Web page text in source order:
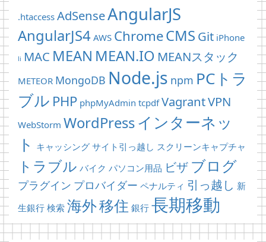
.htaccess AdSenseAngularJS
AngularJS4 AWS ChromeCMS Git iPhone
li MAC MEAN MEAN.IO MEANスタック
METEOR MongoDB Node.js npm PCトラ
ブル PHP phpMyAdmin tcpdf VagrantVPN
WebStorm WordPressインターネッ
ト キャッシング サイト引っ越し スクリーンキャプチャ
トラブル バイク パソコン用品 ビザ ブログ
プラグイン プロバイダー ペナルティ 引っ越し 新
生銀行 検索 海外移住 銀行 長期移動